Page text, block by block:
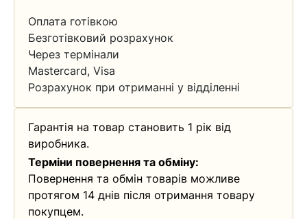
Оплата готівкою
Безготівковий розрахунок
Через термінали
Mastercard, Visa
Розрахунок при отриманні у відділенні
Гарантія на товар становить 1 рік від
виробника.
Терміни повернення та обміну:
Повернення та обмін товарів можливе
протягом 14 днів після отримання товару
покупцем.